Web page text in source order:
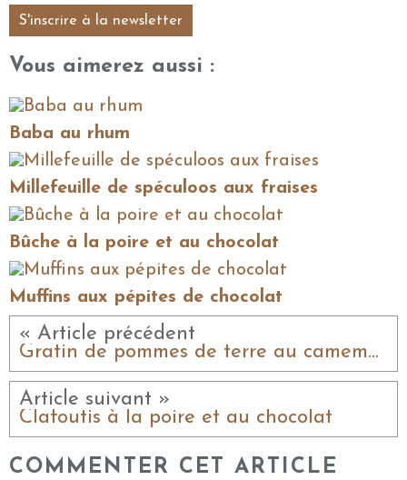
S'inscrire à la newsletter
Vous aimerez aussi :
Baba au rhum
Millefeuille de spéculoos aux fraises
Bûche à la poire et au chocolat
Muffins aux pépites de chocolat
« Article précédent
Gratin de pommes de terre au camembert
Article suivant »
Clafoutis à la poire et au chocolat
COMMENTER CET ARTICLE